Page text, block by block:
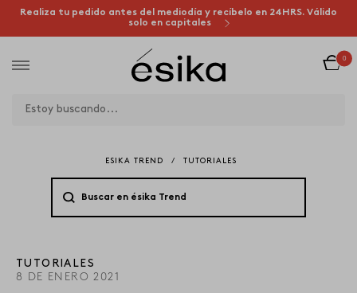
Realiza tu pedido antes del mediodía y recíbelo en 24HRS. Válido
solo en capitales
0
ESIKA TREND / TUTORIALES
TUTORIALES
8 DE ENERO 2021